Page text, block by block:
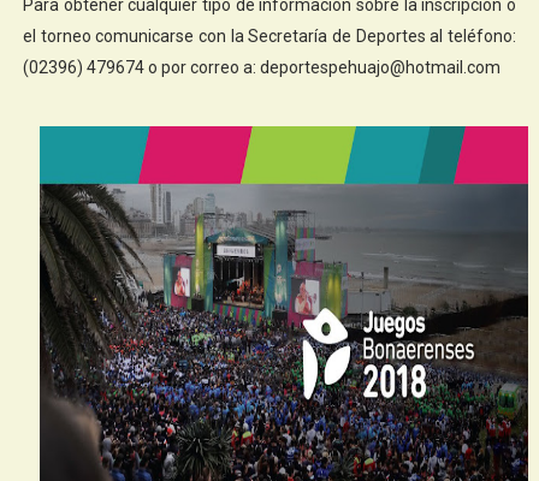
Para obtener cualquier tipo de información sobre la inscripción o
el torneo comunicarse con la Secretaría de Deportes al teléfono:
(02396) 479674 o por correo a: deportespehuajo@hotmail.com